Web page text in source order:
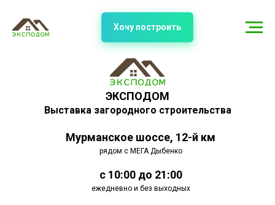
ЭКСПОДОМ
Выставка загородного строительства
Мурманское шоссе, 12-й км
рядом с МЕГА Дыбенко
с 10:00 до 21:00
ежедневно и без выходных
Хочу построить